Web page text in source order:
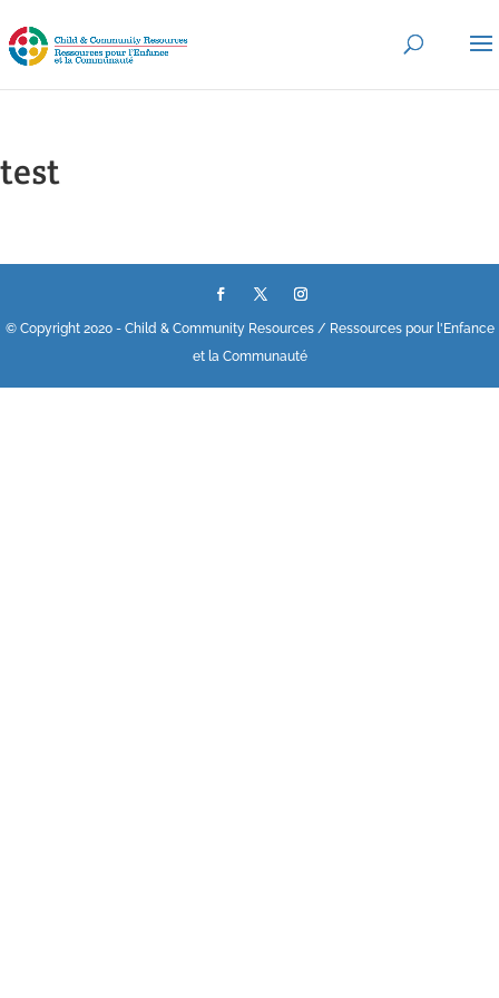
test
© Copyright 2020 - Child & Community Resources / Ressources pour l'Enfance
et la Communauté